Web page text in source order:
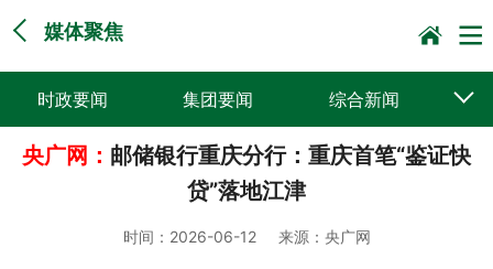
媒体聚焦
时政要闻 集团要闻 综合新闻
媒体聚焦 党建动态 普遍服务
企业文化
央广网： 邮储银行重庆分行：重庆首笔“鉴证快
贷”落地江津
时间： 2026-06-12来源： 央广网